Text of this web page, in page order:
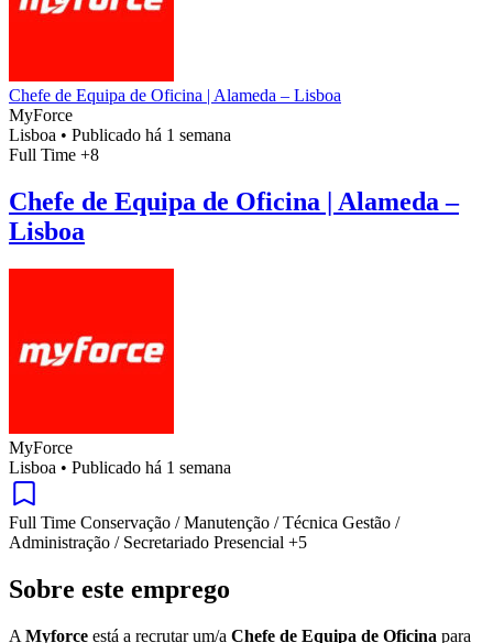
Chefe de Equipa de Oficina | Alameda – Lisboa
MyForce
Lisboa • Publicado há 1 semana
Full Time +8
Chefe de Equipa de Oficina | Alameda –
Lisboa
MyForce
Lisboa • Publicado há 1 semana
Full Time Conservação / Manutenção / Técnica Gestão /
Administração / Secretariado Presencial +5
Sobre este emprego
A Myforce está a recrutar um/a Chefe de Equipa de Oficina para